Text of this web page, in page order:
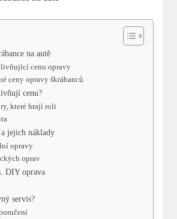
na autě
cenu opravy
ceny opravy škrábanců
cenu?
které hrají roli
jejich náklady
opravy
oprav
DIY oprava
servis?